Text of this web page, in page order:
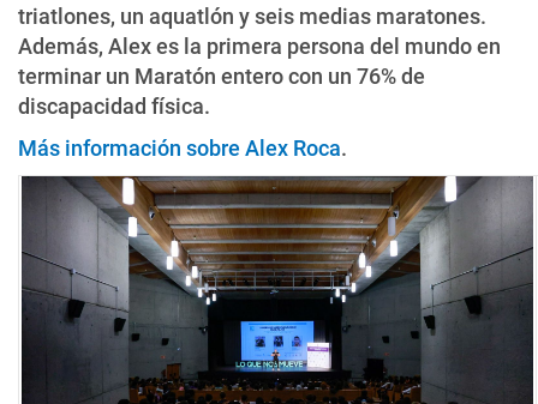
triatlones, un aquatlón y seis medias maratones.
Además, Alex es la primera persona del mundo en
terminar un Maratón entero con un 76% de
discapacidad física.
Más información sobre Alex Roca.